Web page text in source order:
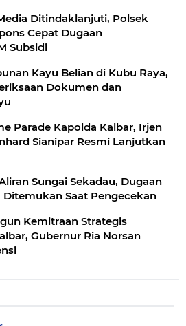
Ditindaklanjuti, Polsek
Cepat Dugaan
Subsidi
Kayu Belian di Kubu Raya,
Dokumen dan
Parade Kapolda Kalbar, Irjen
Sianipar Resmi Lanjutkan
Sungai Sekadau, Dugaan
Saat Pengecekan
Kemitraan Strategis
Gubernur Ria Norsan